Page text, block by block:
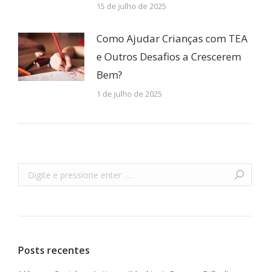
15 de julho de 2025
Como Ajudar Crianças com TEA
e Outros Desafios a Crescerem
Bem?
1 de julho de 2025
Buscar
Posts recentes